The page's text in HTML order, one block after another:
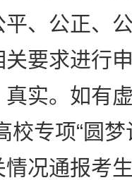
、公正、
要求进行
实。如有
校专项“圆
况通报考